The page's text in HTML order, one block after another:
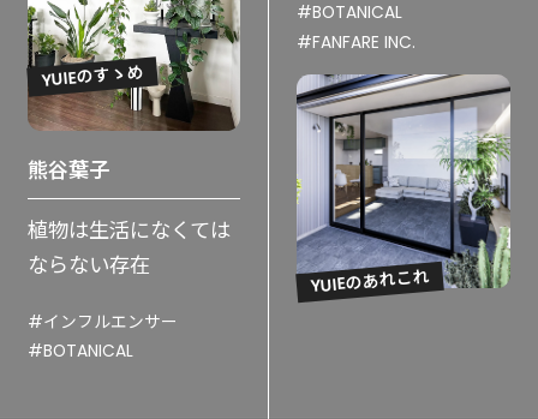
YUIEのすゝめ
熊谷葉子
植物は生活になくては
ならない存在
#インフルエンサー
#BOTANICAL
YUIEのあれこれ
#BOTANICAL
#FANFARE INC.